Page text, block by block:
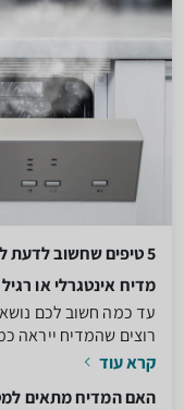
5 טיפים שחשוב לדעת לפני שקונים מדיח כלים
מדיח אינטגרלי או
עד כמה חשוב לכם
רוצים שהמדיח ייראה
קרא עוד
האם המדיח מתאים